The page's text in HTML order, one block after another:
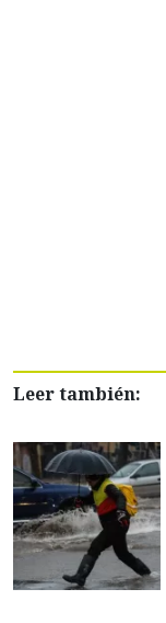
Leer también: